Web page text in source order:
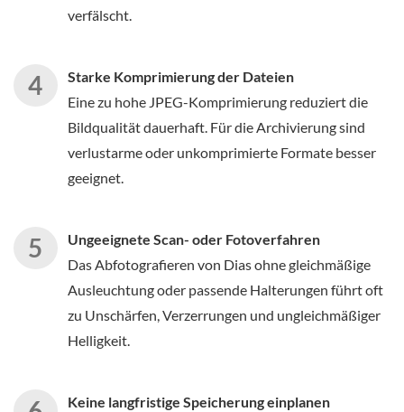
verfälscht.
Starke Komprimierung der Dateien
Eine zu hohe JPEG-Komprimierung reduziert die
Bildqualität dauerhaft. Für die Archivierung sind
verlustarme oder unkomprimierte Formate besser
geeignet.
Ungeeignete Scan- oder Fotoverfahren
Das Abfotografieren von Dias ohne gleichmäßige
Ausleuchtung oder passende Halterungen führt oft
zu Unschärfen, Verzerrungen und ungleichmäßiger
Helligkeit.
Keine langfristige Speicherung einplanen